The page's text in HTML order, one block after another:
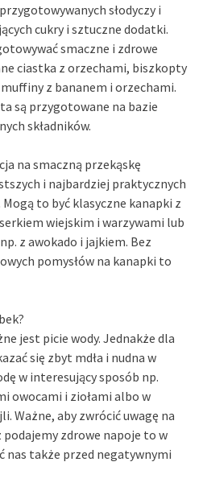
słodyczy i
cukry i sztuczne dodatki.
smaczne i zdrowe
ciastka z orzechami, biszkopty
z bananem i orzechami.
są przygotowane na bazie
składników.
na smaczną przekąskę
i najbardziej praktycznych
to być klasyczne kanapki z
wiejskim i warzywami lub
z awokado i jajkiem. Bez
pomysłów na kanapki to
jest picie wody. Jednakże dla
się zbyt mdła i nudna w
w interesujący sposób np.
owocami i ziołami albo w
Ważne, aby zwrócić uwagę na
zdrowe napoje to w
nas także przed negatywnymi